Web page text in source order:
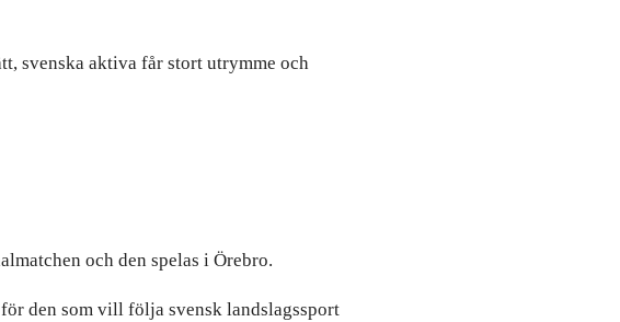
svenska aktiva får stort utrymme och
och den spelas i Örebro.
den som vill följa svensk landslagssport